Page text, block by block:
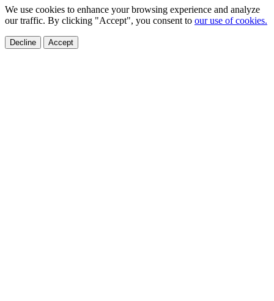
We use cookies to enhance your browsing experience and analyze
our traffic. By clicking "Accept", you consent to our use of cookies.
Decline Accept